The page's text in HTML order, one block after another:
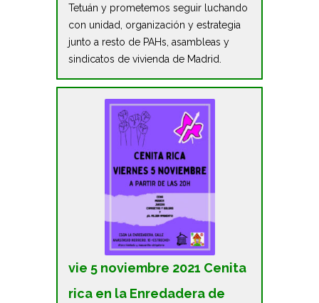
Tetuán y prometemos seguir luchando
con unidad, organización y estrategia
junto a resto de PAHs, asambleas y
sindicatos de vivienda de Madrid.
vie 5 noviembre 2021 Cenita
rica en la Enredadera de